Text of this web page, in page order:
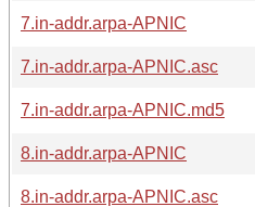
7.in-addr.arpa-APNIC
7.in-addr.arpa-APNIC.asc
7.in-addr.arpa-APNIC.md5
8.in-addr.arpa-APNIC
8.in-addr.arpa-APNIC.asc